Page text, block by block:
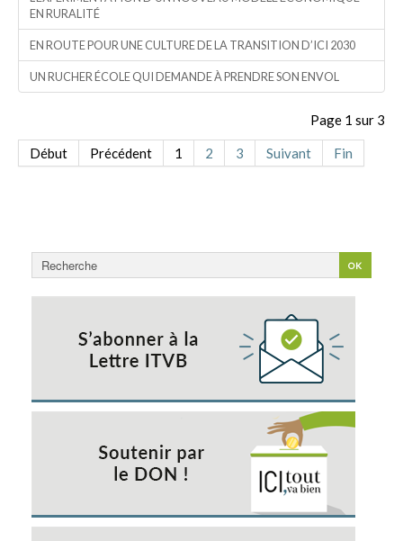
OK
Rechercher
EN RURALITÉ
EN ROUTE POUR UNE CULTURE DE LA TRANSITION D’ICI 2030
UN RUCHER ÉCOLE QUI DEMANDE À PRENDRE SON ENVOL
Page 1 sur 3
Début Précédent 1 2 3 Suivant Fin